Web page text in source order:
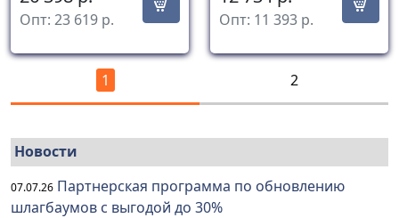
Опт: 23 619 р. Опт: 11 393 р.
1 2
Новости
07.07.26 Партнерская программа по обновлению
шлагбаумов с выгодой до 30%